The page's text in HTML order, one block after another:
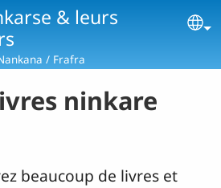
& leurs
/ Frafra
ninkare
beaucoup de livres et